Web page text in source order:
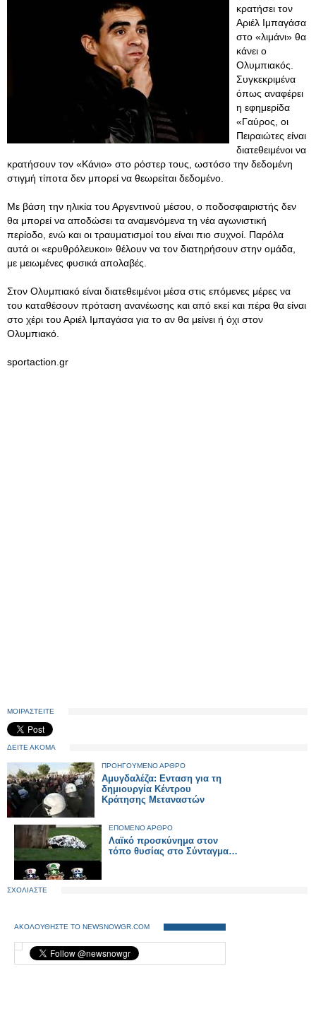
κρατήσει τον
Αριέλ Ιμπαγάσα
στο «λιμάνι» θα
κάνει ο
Ολυμπιακός.
Συγκεκριμένα
όπως αναφέρει
η εφημερίδα
«Γαύρος, οι
Πειραιώτες είναι
διατεθειμένοι να
κρατήσουν τον «Κάνιο» στο ρόστερ τους, ωστόσο την δεδομένη
στιγμή τίποτα δεν μπορεί να θεωρείται δεδομένο.
Με βάση την ηλικία του Αργεντινού μέσου, ο ποδοσφαιριστής δεν
θα μπορεί να αποδώσει τα αναμενόμενα τη νέα αγωνιστική
περίοδο, ενώ και οι τραυματισμοί του είναι πιο συχνοί. Παρόλα
αυτά οι «ερυθρόλευκοι» θέλουν να τον διατηρήσουν στην ομάδα,
με μειωμένες φυσικά απολαβές.
Στον Ολυμπιακό είναι διατεθειμένοι μέσα στις επόμενες μέρες να
του καταθέσουν πρόταση ανανέωσης και από εκεί και πέρα θα είναι
στο χέρι του Αριέλ Ιμπαγάσα για το αν θα μείνει ή όχι στον
Ολυμπιακό.
sportaction.gr
ΜΟΙΡΑΣΤΕΙΤΕ
ΔΕΙΤΕ ΑΚΟΜΑ
ΠΡΟΗΓΟΥΜΕΝΟ ΑΡΘΡΟ
Αμυγδαλέζα: Ενταση για τη
δημιουργία Κέντρου
Κράτησης Μεταναστών
ΕΠΟΜΕΝΟ ΑΡΘΡΟ
Λαϊκό προσκύνημα στον
τόπο θυσίας στο Σύνταγμα…
ΣΧΟΛΙΑΣΤΕ
ΑΚΟΛΟΥΘΗΣΤΕ ΤΟ NEWSNOWGR.COM